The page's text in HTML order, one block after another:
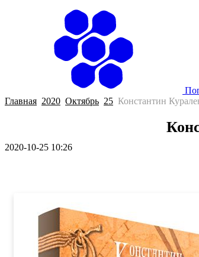
Главная 2020 Октябрь 25 Константин
2020-10-25 10:26